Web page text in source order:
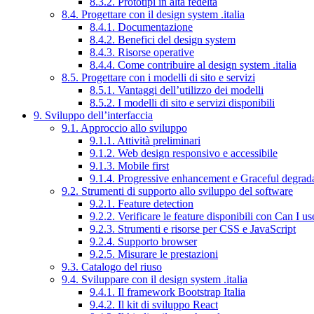
8.4. Progettare con il design system .italia
8.4.1. Documentazione
8.4.2. Benefici del design system
8.4.3. Risorse operative
8.4.4. Come contribuire al design system .italia
8.5. Progettare con i modelli di sito e servizi
8.5.1. Vantaggi dell’utilizzo dei modelli
8.5.2. I modelli di sito e servizi disponibili
9. Sviluppo dell’interfaccia
9.1. Approccio allo sviluppo
9.1.1. Attività preliminari
9.1.2. Web design responsivo e accessibile
9.1.3. Mobile first
9.1.4. Progressive enhancement e Graceful
9.2. Strumenti di supporto allo sviluppo del software
9.2.1. Feature detection
9.2.2. Verificare le feature disponibili con Can I
9.2.3. Strumenti e risorse per CSS e JavaScript
9.2.4. Supporto browser
9.2.5. Misurare le prestazioni
9.3. Catalogo del riuso
9.4. Sviluppare con il design system .italia
9.4.1. Il framework Bootstrap Italia
9.4.2. Il kit di sviluppo React